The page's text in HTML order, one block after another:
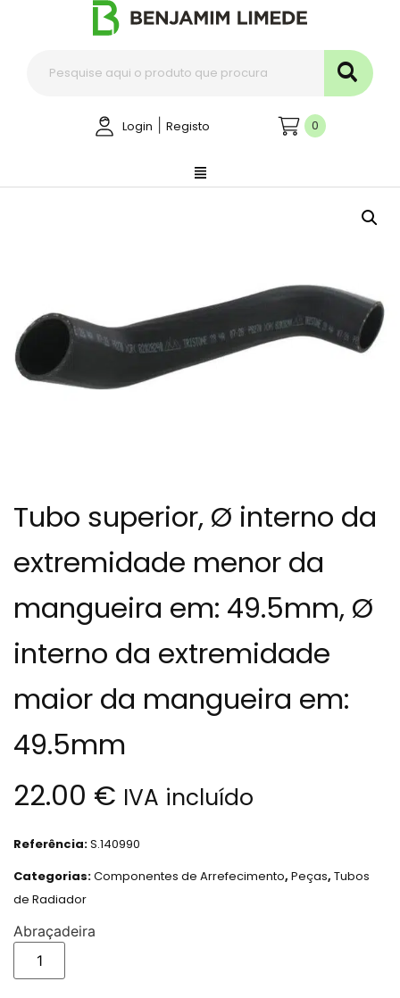
Login Registo 0
Tubo superior, Ø interno da
extremidade menor da
mangueira em: 49.5mm, Ø
interno da extremidade
maior da mangueira em:
49.5mm
22.00 € IVA incluído
Referência:S.140990
Categorias:Componentes de Arrefecimento, Peças, Tubos
de Radiador
Abraçadeira